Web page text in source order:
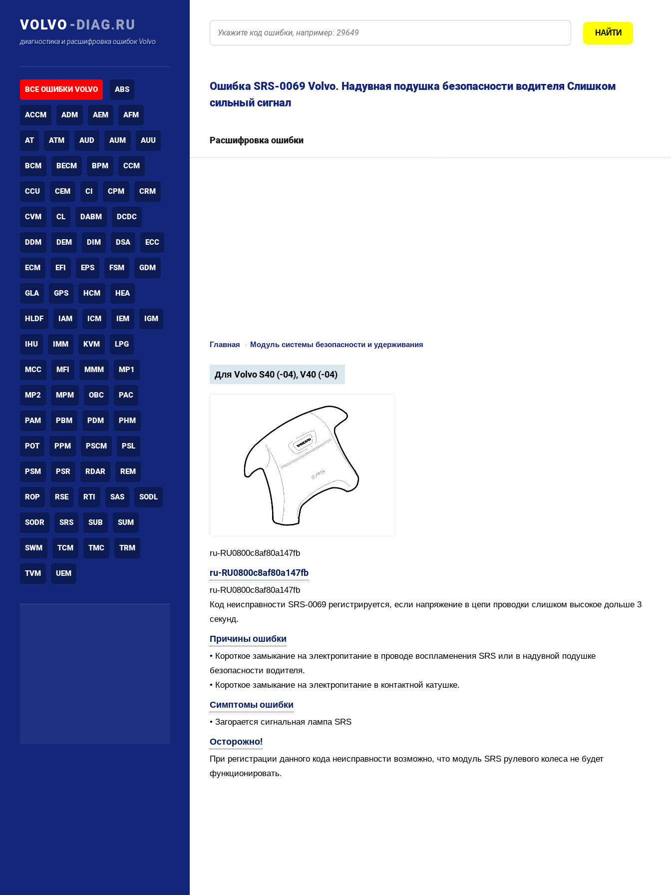
VOLVO -DIAG.RU
диагностика и расшифровка ошибок Volvo
ВСЕ ОШИБКИ VOLVO ABS
ACCM ADM AEM AFM
AT ATM AUD AUM AUU
BCM BECM BPM CCM
CCU CEM CI CPM CRM
CVM CL DABM DCDC
DDM DEM DIM DSA ECC
ECM EFI EPS FSM GDM
GLA GPS HCM HEA
HLDF IAM ICM IEM IGM
IHU IMM KVM LPG
MCC MFI MMM MP1
MP2 MPM OBC PAC
PAM PBM PDM PHM
POT PPM PSCM PSL
PSM PSR RDAR REM
ROP RSE RTI SAS SODL
SODR SRS SUB SUM
SWM TCM TMC TRM
TVM UEM
Ошибка SRS-0069 Volvo. Надувная подушка безопасности водителя Слишком
сильный сигнал
Расшифровка ошибки
Главная › Модуль системы безопасности и удерживания
Для Volvo S40 (-04), V40 (-04)
ru-RU0800c8af80a147fb
ru-RU0800c8af80a147fb
ru-RU0800c8af80a147fb
Код неисправности SRS-0069 регистрируется, если напряжение в цепи проводки слишком высокое дольше 3
секунд.
Причины ошибки
• Короткое замыкание на электропитание в проводе воспламенения SRS или в надувной подушке
безопасности водителя.
• Короткое замыкание на электропитание в контактной катушке.
Симптомы ошибки
• Загорается сигнальная лампа SRS
Осторожно!
При регистрации данного кода неисправности возможно, что модуль SRS рулевого колеса не будет
функционировать.